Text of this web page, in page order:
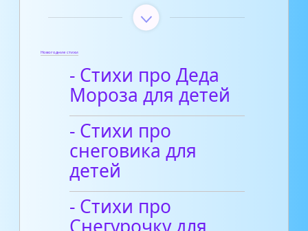
Новогодние стихи
- Стихи про Деда
Мороза для детей
- Стихи про
снеговика для
детей
- Стихи про
Снегурочку для